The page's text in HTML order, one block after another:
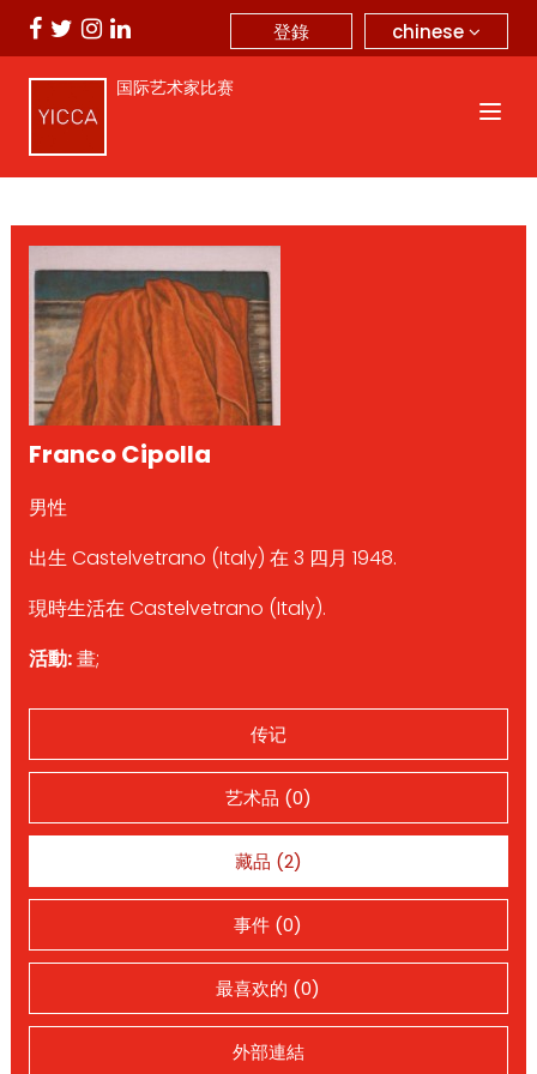
chinese
登錄
国际艺术家比赛
Franco Cipolla
男性
出生 Castelvetrano (Italy) 在 3 四月 1948.
現時生活在 Castelvetrano (Italy).
活動:畫;
传记
艺术品 (0)
藏品 (2)
事件 (0)
最喜欢的 (0)
外部連結